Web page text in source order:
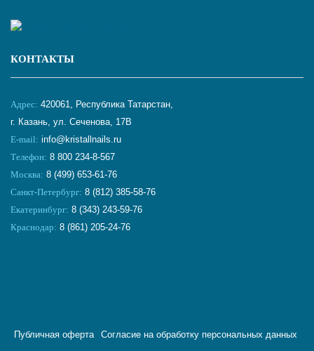
КОНТАКТЫ
Адрес: 420061, Республика Татарстан,
г. Казань, ул. Сеченова, 17В
E-mail: info@kristallnails.ru
Телефон: 8 800 234-8-567
Москва: 8 (499) 653-61-76
Санкт-Петербург: 8 (812) 385-58-76
Екатеринбург: 8 (343) 243-59-76
Краснодар: 8 (861) 205-24-76
Публичная оферта Согласие на обработку персональных данных